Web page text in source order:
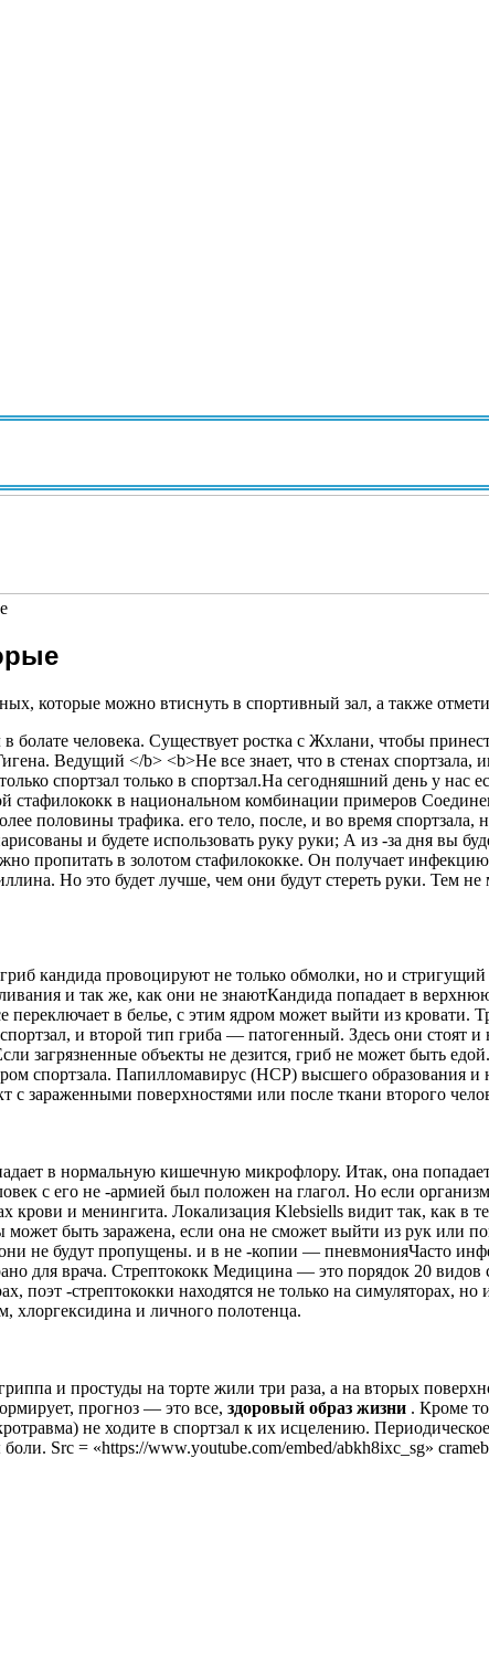
которые можно втиснуть в спортивный зал, а также
кандида провоцируют не только обмолки, но и
и так же, как они не знаютКандида попадает в
в белье, с этим ядром может выйти из кровати.
и второй тип гриба — патогенный. Здесь они стоят
загрязненные объекты не дезится, гриб не может быть
спортзала. Папилломавирус (HCP) высшего образования
с зараженными поверхностями или после ткани второго
в нормальную кишечную микрофлору. Итак, она
с его не -армией был положен на глагол. Но если
крови и менингита. Локализация Klebsiells видит так, как в
быть заражена, если она не сможет выйти из рук или
они не будут пропущены. и в не -копии — пневмонияЧасто
для врача. Стрептококк Медицина — это порядок 20
-стрептококки находятся не только на симуляторах,
хлоргексидина и личного полотенца.
и простуды на торте жили три раза, а на вторых
прогноз — это все, здоровый образ жизни . Кроме
не ходите в спортзал к их исцелению.
Src = «https://www.youtube.com/embed/abkh8ixc_sg»